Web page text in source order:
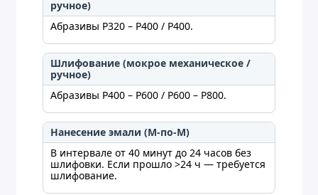
ручное)
Абразивы P320 – P400 / P400.
Шлифование (мокрое механическое /
ручное)
Абразивы P400 – P600 / P600 – P800.
Нанесение эмали (М-по-М)
В интервале от 40 минут до 24 часов без
шлифовки. Если прошло >24 ч — требуется
шлифование.